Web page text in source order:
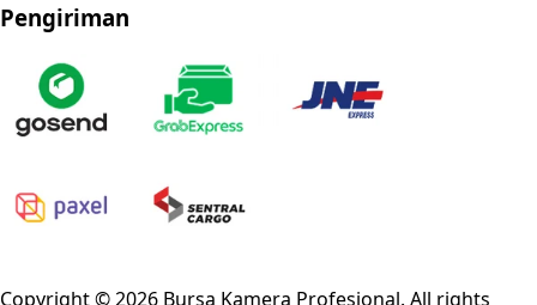
Pengiriman
Copyright ©2026 Bursa Kamera Profesional. All rights